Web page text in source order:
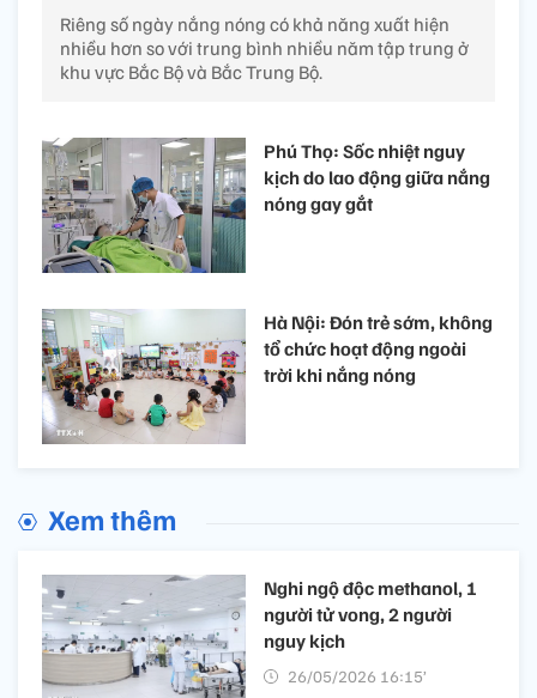
Riêng số ngày nắng nóng có khả năng xuất hiện
nhiều hơn so với trung bình nhiều năm tập trung ở
khu vực Bắc Bộ và Bắc Trung Bộ.
Phú Thọ: Sốc nhiệt nguy
kịch do lao động giữa nắng
nóng gay gắt
Hà Nội: Đón trẻ sớm, không
tổ chức hoạt động ngoài
trời khi nắng nóng
Xem thêm
Nghi ngộ độc methanol, 1
người tử vong, 2 người
nguy kịch
26/05/2026 16:15’